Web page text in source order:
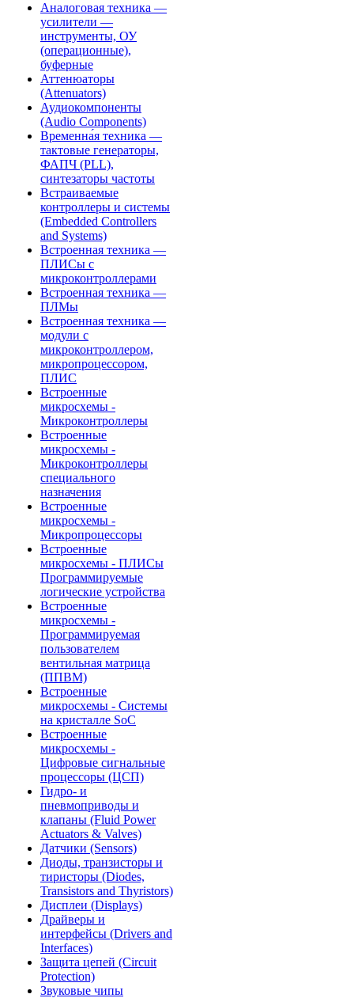
Аналоговая техника —
усилители —
инструменты, ОУ
(операционные),
буферные
Аттенюаторы
(Attenuators)
Аудиокомпоненты
(Audio Components)
Временна́я техника —
тактовые генераторы,
ФАПЧ (PLL),
синтезаторы частоты
Встраиваемые
контроллеры и системы
(Embedded Controllers
and Systems)
Встроенная техника —
ПЛИСы с
микроконтроллерами
Встроенная техника —
ПЛМы
Встроенная техника —
модули с
микроконтроллером,
микропроцессором,
ПЛИС
Встроенные
микросхемы -
Микроконтроллеры
Встроенные
микросхемы -
Микроконтроллеры
специального
назначения
Встроенные
микросхемы -
Микропроцессоры
Встроенные
микросхемы - ПЛИСы
Программируемые
логические устройства
Встроенные
микросхемы -
Программируемая
пользователем
вентильная матрица
(ППВМ)
Встроенные
микросхемы - Системы
на кристалле SoC
Встроенные
микросхемы -
Цифровые сигнальные
процессоры (ЦСП)
Гидро- и
пневмоприводы и
клапаны (Fluid Power
Actuators & Valves)
Датчики (Sensors)
Диоды, транзисторы и
тиристоры (Diodes,
Transistors and Thyristors)
Дисплеи (Displays)
Драйверы и
интерфейсы (Drivers and
Interfaces)
Защита цепей (Circuit
Protection)
Звуковые чипы